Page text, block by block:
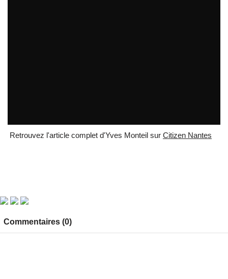
Retrouvez l'article complet d'Yves Monteil sur Citizen Nantes
Commentaires (0)